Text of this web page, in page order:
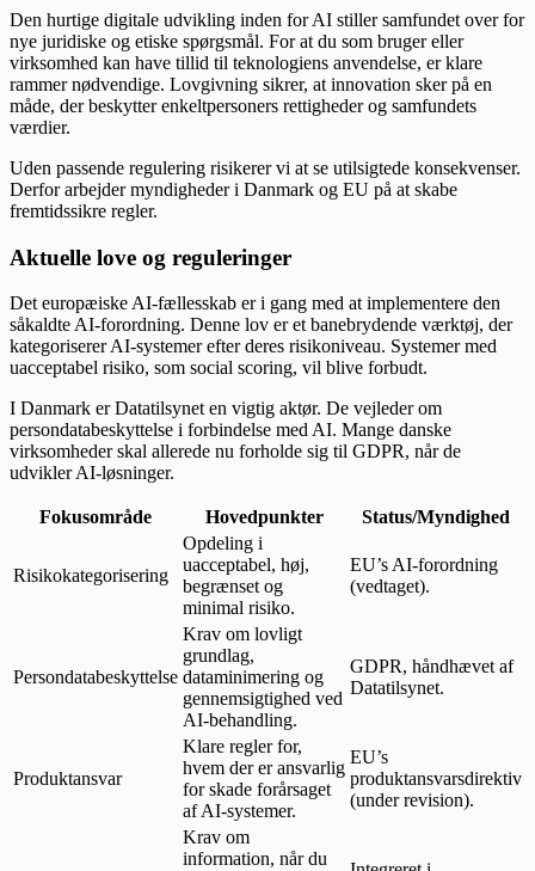
Den hurtige digitale udvikling inden for AI stiller samfundet over for
nye juridiske og etiske spørgsmål. For at du som bruger eller
virksomhed kan have tillid til teknologiens anvendelse, er klare
rammer nødvendige. Lovgivning sikrer, at innovation sker på en
måde, der beskytter enkeltpersoners rettigheder og samfundets
værdier.
Uden passende regulering risikerer vi at se utilsigtede konsekvenser.
Derfor arbejder myndigheder i Danmark og EU på at skabe
fremtidssikre regler.
Aktuelle love og reguleringer
Det europæiske AI-fællesskab er i gang med at implementere den
såkaldte AI-forordning. Denne lov er et banebrydende værktøj, der
kategoriserer AI-systemer efter deres risikoniveau. Systemer med
uacceptabel risiko, som social scoring, vil blive forbudt.
I Danmark er Datatilsynet en vigtig aktør. De vejleder om
persondatabeskyttelse i forbindelse med AI. Mange danske
virksomheder skal allerede nu forholde sig til GDPR, når de
udvikler AI-løsninger.
Fokusområde Hovedpunkter Status/Myndighed
Risikokategorisering
Opdeling i
uacceptabel, høj,
begrænset og
minimal risiko.
EU’s AI-forordning
(vedtaget).
Persondatabeskyttelse
Krav om lovligt
grundlag,
dataminimering og
gennemsigtighed ved
AI-behandling.
GDPR, håndhævet af
Datatilsynet.
Produktansvar
Klare regler for,
hvem der er ansvarlig
for skade forårsaget
af AI-systemer.
EU’s
produktansvarsdirektiv
(under revision).
Krav om
information, når du